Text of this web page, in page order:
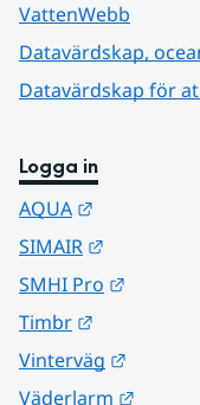
VattenWebb
Datavärdskap,
Datavärdskap för
Logga in
AQUA
SIMAIR
SMHI Pro
Timbr
Vinterväg
Väderlarm